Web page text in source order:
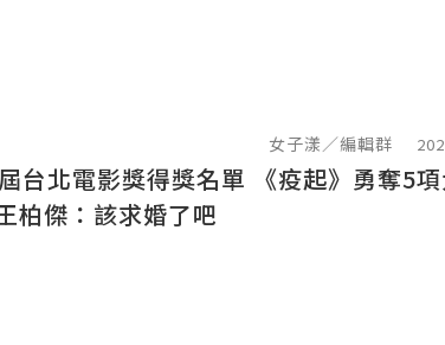
女子漾／編輯群
台北電影獎得獎名單 《疫起》勇奪5
男主王柏傑：該求婚了吧